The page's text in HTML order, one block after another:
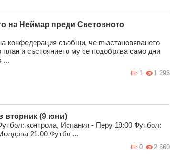
на Неймар преди Световното
конфедерация съобщи, че възстановяването
план и състоянието му се подобрява само дни
...
1 293
1
вторник (9 юни)
контрола, Испания - Перу 19:00 Футбол:
21:00 Футбо ...
2 660
0